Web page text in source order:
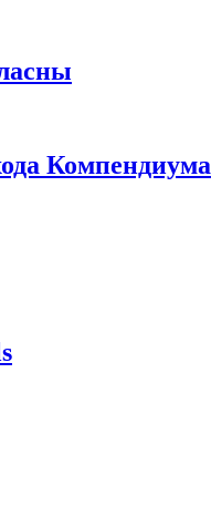
Компендиума